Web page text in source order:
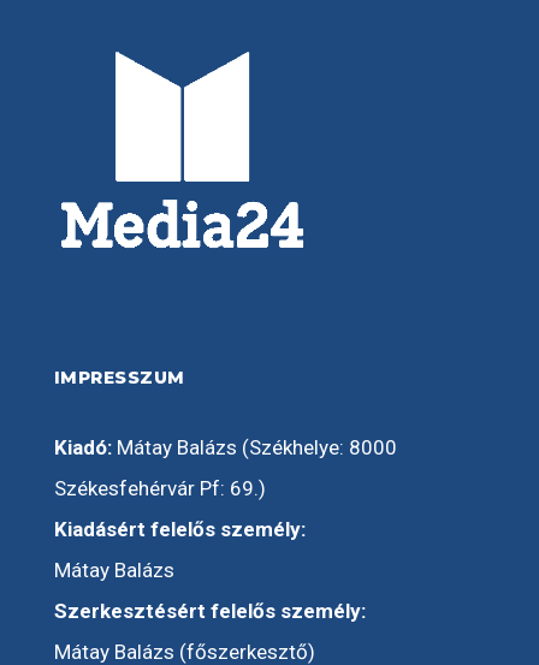
IMPRESSZUM
Kiadó:Mátay Balázs (Székhelye: 8000
Székesfehérvár Pf: 69.)
Kiadásért felelős személy:
Mátay Balázs
Szerkesztésért felelős személy:
Mátay Balázs (főszerkesztő)